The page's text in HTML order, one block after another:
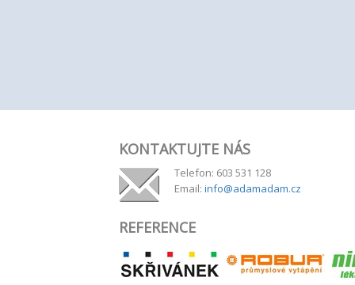
KONTAKTUJTE NÁS
Telefon: 603 531 128
Email: info@adamadam.cz
REFERENCE